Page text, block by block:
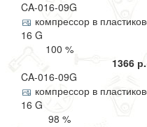
CA-016-09G
компрессор в
16 G
100 %
1366 р.
CA-016-09G
компрессор в
16 G
98 %